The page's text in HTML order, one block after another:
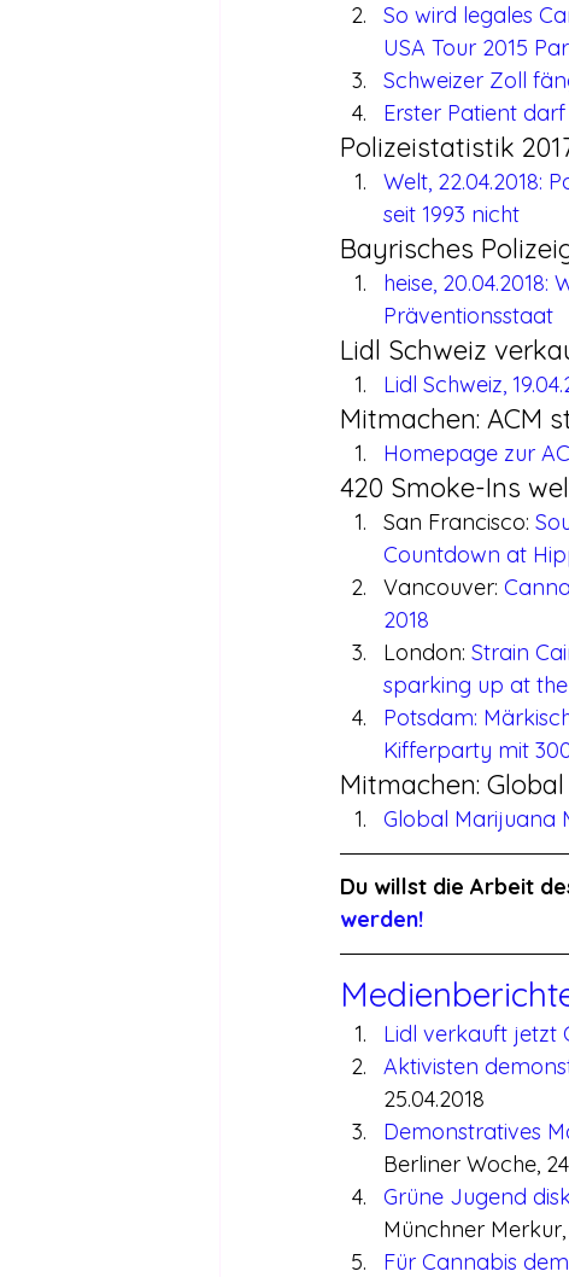
So wird legales
USA Tour 2015
Schweizer Zoll
Erster Patient
Polizeistatistik
Welt, 22.04.2018:
seit 1993 nicht
Bayrisches
heise,
Präventionsstaat
Lidl Schweiz
Lidl Schweiz,
Mitmachen: ACM
Homepage zur
420 Smoke-Ins
San Francisco:
Countdown at
Vancouver:
2018
London: Strain
sparking up at
Potsdam:
Kifferparty mit
Mitmachen:
Global Marijuana
Du willst die Arbeit
werden!
Lidl verkauft jetzt
Aktivisten
25.04.2018
Demonstratives
Berliner Woche,
Grüne Jugend
Münchner Merkur,
Für Cannabis